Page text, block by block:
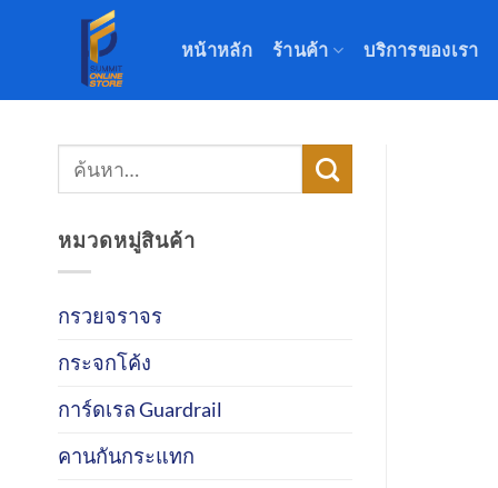
หน้าหลัก ร้านค้า บริการของเรา
ค้นหา:
หมวดหมู่สินค้า
กรวยจราจร
กระจกโค้ง
การ์ดเรล Guardrail
คานกันกระแทก